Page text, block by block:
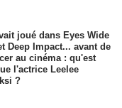
joué dans Eyes Wide
Deep Impact... avant de
au cinéma : qu'est
l'actrice Leelee
?